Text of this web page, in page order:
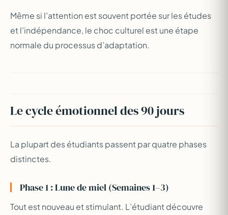
Même si l’attention est souvent portée sur les études
et l’indépendance, le choc culturel est une étape
normale du processus d’adaptation.
Le cycle émotionnel des 90 jours
La plupart des étudiants passent par quatre phases
distinctes.
Phase 1 : Lune de miel (Semaines 1–3)
Tout est nouveau et stimulant. L’étudiant découvre